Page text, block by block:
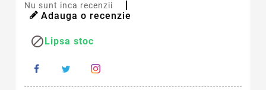
Nu sunt inca recenzii
Adauga o recenzie
Lipsa stoc